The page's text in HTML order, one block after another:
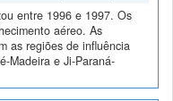
entre 1996 e 1997. Os
aéreo. As
as regiões de influência
Madeira e Ji-Paraná-